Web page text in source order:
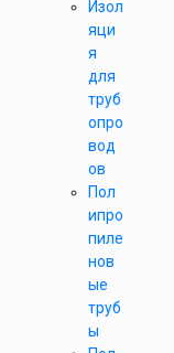
Изол
яци
я
для
труб
опро
вод
ов
Пол
ипро
пиле
нов
ые
труб
ы